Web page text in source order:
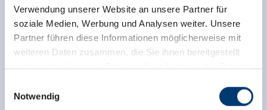
Verwendung unserer Website an unsere Partner für
soziale Medien, Werbung und Analysen weiter. Unsere
Partner führen diese Informationen möglicherweise mit
weiteren Daten zusammen, die Sie ihnen bereitgestellt
haben oder die sie im Rahmen Ihrer Nutzung der Dienste
Notwendig
Zurück zur Übersicht